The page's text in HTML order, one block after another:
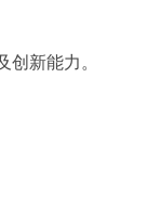
创新能力。